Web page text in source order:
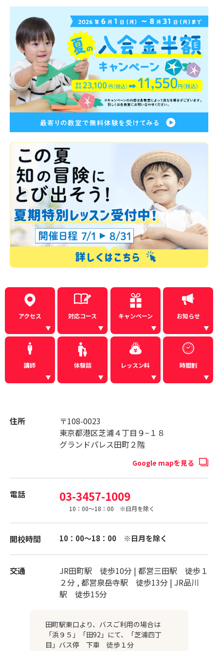
アクセス 対応コース キャンペーン お知らせ
講師 体験談 レッスン料 時間割
住所
〒108-0023
東京都港区芝浦４丁目９−１８
グランドパレス田町２階
Google mapを見る
電話 03-3457-1009
10：00～18：00 ※日月を除く
開校時間 10：00～18：00 ※日月を除く
交通
JR田町駅 徒歩10分 | 都営三田駅 徒歩１
２分 , 都営泉岳寺駅 徒歩13分 | JR品川
駅 徒歩15分
田町駅東口より、バスご利用の場合は
「浜９５」「田92」にて、「芝浦四丁
目」バス停 下車 徒歩１分